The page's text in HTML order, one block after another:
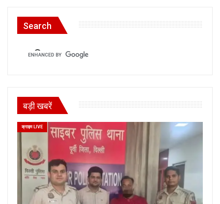
Search
बड़ी खबरें
क्राइम LIVE